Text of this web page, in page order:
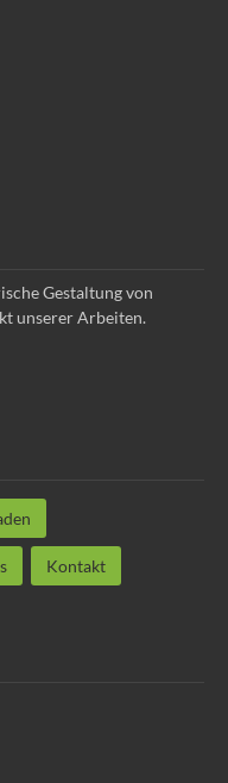
Gestaltung von
unserer Arbeiten.
Kontakt